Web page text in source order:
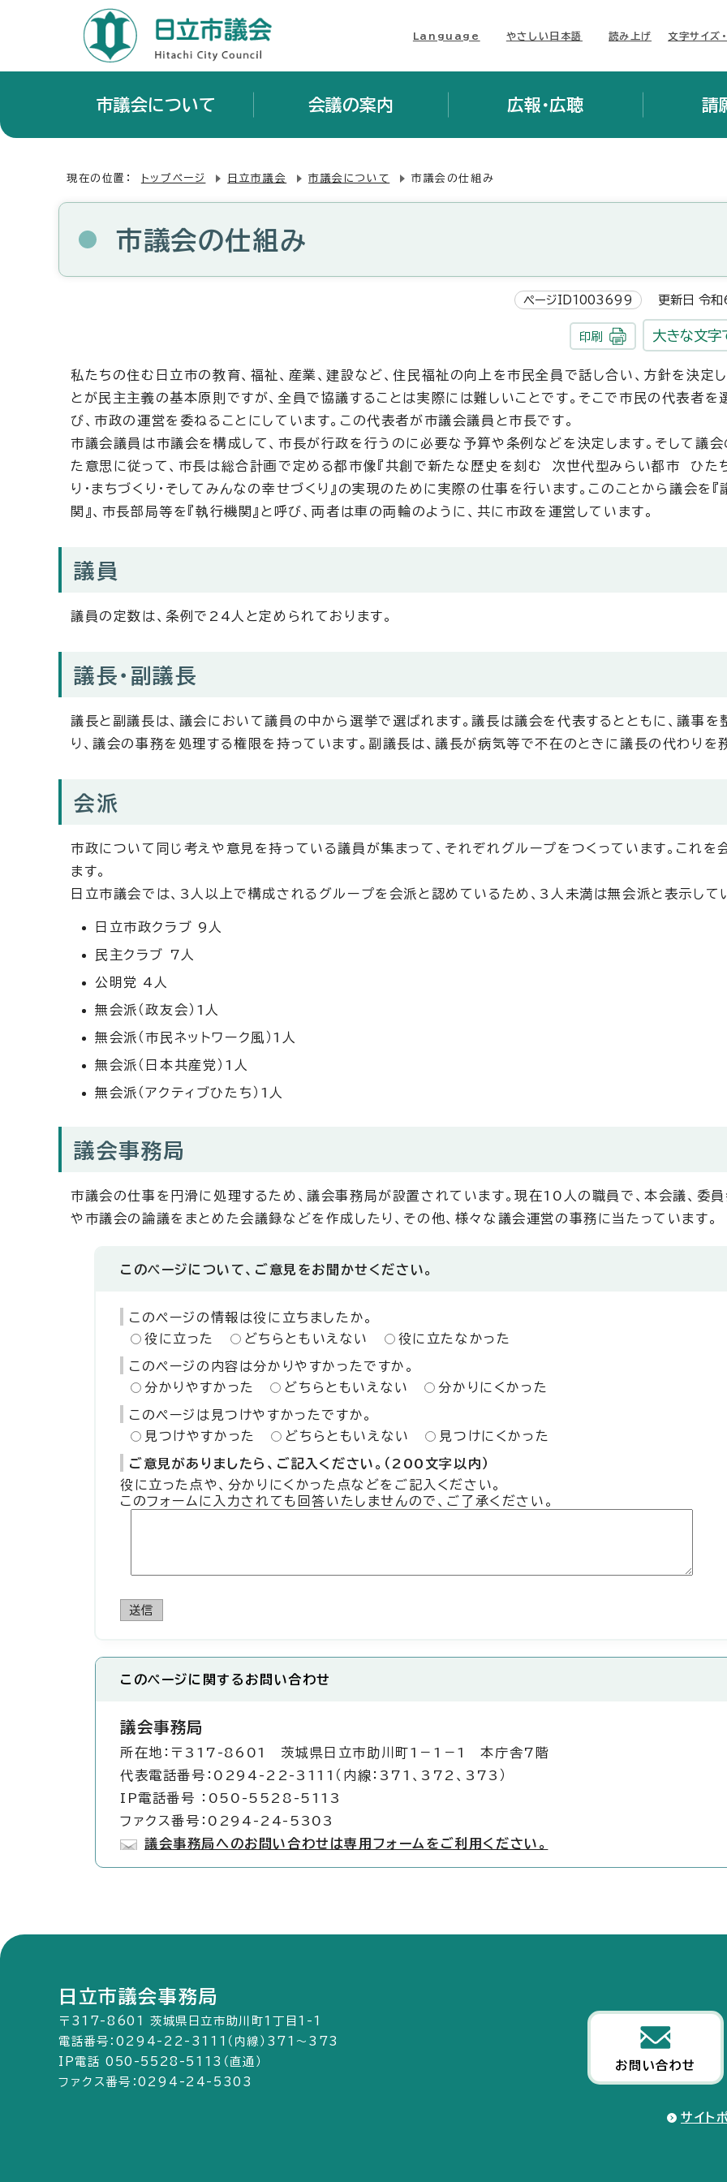
Language やさしい日本語 読み上げ 文字サイズ
市議会について 会議の案内 広報・広聴 請
現在の位置： トップページ 日立市議会 市議会について 市議会の仕組み
市議会の仕組み
ページID1003699 更新日 令和
印刷 大きな文字
私たちの住む日立市の教育、福祉、産業、建設など、住民福祉の向上を市民全員で話し合い、方針を決定
とが民主主義の基本原則ですが、全員で協議することは実際には難しいことです。そこで市民の代表者を
び、市政の運営を委ねることにしています。この代表者が市議会議員と市長です。
市議会議員は市議会を構成して、市長が行政を行うのに必要な予算や条例などを決定します。そして議会
た意思に従って、市長は総合計画で定める都市像『共創で新たな歴史を刻む 次世代型みらい都市 ひ
り・まちづくり・そしてみんなの幸せづくり』の実現のために実際の仕事を行います。このことから議会を『
関』、市長部局等を『執行機関』と呼び、両者は車の両輪のように、共に市政を運営しています。
議員
議員の定数は、条例で24人と定められております。
議長・副議長
議長と副議長は、議会において議員の中から選挙で選ばれます。議長は議会を代表するとともに、議事を
り、議会の事務を処理する権限を持っています。副議長は、議長が病気等で不在のときに議長の代わりを
会派
市政について同じ考えや意見を持っている議員が集まって、それぞれグループをつくっています。これを
ます。
日立市議会では、3人以上で構成されるグループを会派と認めているため、3人未満は無会派と表示して
日立市政クラブ 9人
民主クラブ 7人
公明党 4人
無会派（政友会）1人
無会派（市民ネットワーク風）1人
無会派（日本共産党）1人
無会派（アクティブひたち）1人
議会事務局
市議会の仕事を円滑に処理するため、議会事務局が設置されています。現在10人の職員で、本会議、委
や市議会の論議をまとめた会議録などを作成したり、その他、様々な議会運営の事務に当たっています。
このページについて、ご意見をお聞かせください。
このページの情報は役に立ちましたか。
役に立った
どちらともいえない 役に立たなかった
このページの内容は分かりやすかったですか。
分かりやすかった
どちらともいえない 分かりにくかった
このページは見つけやすかったですか。
見つけやすかった
どちらともいえない 見つけにくかった
ご意見がありましたら、ご記入ください。（200文字以内）
役に立った点や、分かりにくかった点などをご記入ください。
このフォームに入力されても回答いたしませんので、ご了承ください。
送信
このページに関する お問い合わせ
議会事務局
所在地：〒317-8601 茨城県日立市助川町1－1－1 本庁舎7階
代表電話番号：0294-22-3111（内線：371、372、373）
IP電話番号 ：050-5528-5113
ファクス番号：0294-24-5303
議会事務局へのお問い合わせは専用フォームをご利用ください。
日立市議会事務局
〒317-8601 茨城県日立市助川町1丁目1-1
電話番号：0294-22-3111（内線）371～373
IP電話 050-5528-5113（直通）
ファクス番号：0294-24-5303
お問い合わせ
サイト